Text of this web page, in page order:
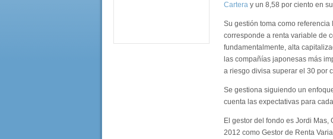
Cartera y un 8,58 por ciento en
Su gestión toma como
corresponde a renta variable de
fundamentalmente, alta
las compañías japonesas más
a riesgo divisa superar el 30 por
Se gestiona siguiendo un
cuenta las expectativas para
El gestor del fondo es Jordi
2012 como Gestor de Renta